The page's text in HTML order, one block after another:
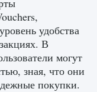
в
0 0
удобства
В
могут
зная, что они
покупки.